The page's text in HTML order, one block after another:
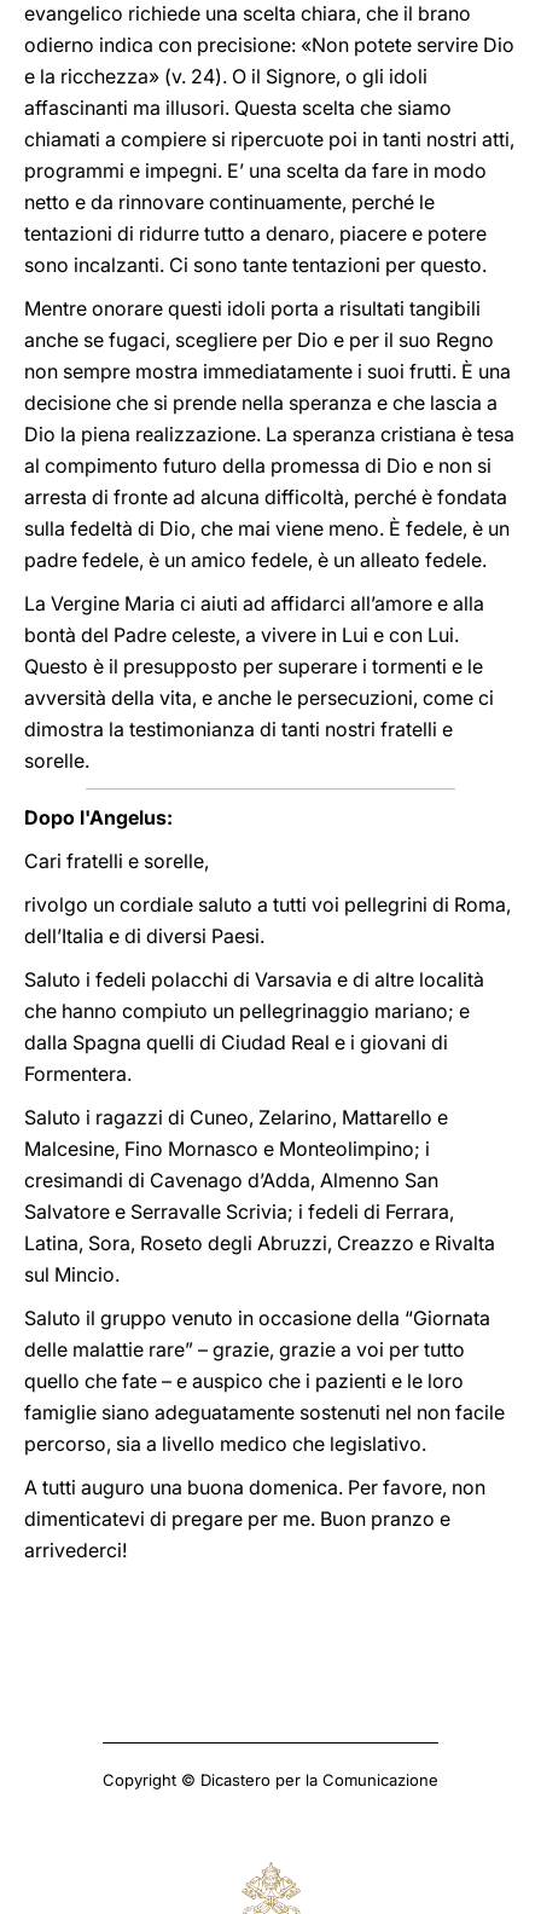
evangelico richiede una scelta chiara, che il brano
odierno indica con precisione: «Non potete servire Dio
e la ricchezza» (v. 24). O il Signore, o gli idoli
affascinanti ma illusori. Questa scelta che siamo
chiamati a compiere si ripercuote poi in tanti nostri atti,
programmi e impegni. E’ una scelta da fare in modo
netto e da rinnovare continuamente, perché le
tentazioni di ridurre tutto a denaro, piacere e potere
sono incalzanti. Ci sono tante tentazioni per questo.
Mentre onorare questi idoli porta a risultati tangibili
anche se fugaci, scegliere per Dio e per il suo Regno
non sempre mostra immediatamente i suoi frutti. È una
decisione che si prende nella speranza e che lascia a
Dio la piena realizzazione. La speranza cristiana è tesa
al compimento futuro della promessa di Dio e non si
arresta di fronte ad alcuna difficoltà, perché è fondata
sulla fedeltà di Dio, che mai viene meno. È fedele, è un
padre fedele, è un amico fedele, è un alleato fedele.
La Vergine Maria ci aiuti ad affidarci all’amore e alla
bontà del Padre celeste, a vivere in Lui e con Lui.
Questo è il presupposto per superare i tormenti e le
avversità della vita, e anche le persecuzioni, come ci
dimostra la testimonianza di tanti nostri fratelli e
sorelle.
Dopo l'Angelus:
Cari fratelli e sorelle,
rivolgo un cordiale saluto a tutti voi pellegrini di Roma,
dell’Italia e di diversi Paesi.
Saluto i fedeli polacchi di Varsavia e di altre località
che hanno compiuto un pellegrinaggio mariano; e
dalla Spagna quelli di Ciudad Real e i giovani di
Formentera.
Saluto i ragazzi di Cuneo, Zelarino, Mattarello e
Malcesine, Fino Mornasco e Monteolimpino; i
cresimandi di Cavenago d’Adda, Almenno San
Salvatore e Serravalle Scrivia; i fedeli di Ferrara,
Latina, Sora, Roseto degli Abruzzi, Creazzo e Rivalta
sul Mincio.
Saluto il gruppo venuto in occasione della “Giornata
delle malattie rare” – grazie, grazie a voi per tutto
quello che fate – e auspico che i pazienti e le loro
famiglie siano adeguatamente sostenuti nel non facile
percorso, sia a livello medico che legislativo.
A tutti auguro una buona domenica. Per favore, non
dimenticatevi di pregare per me. Buon pranzo e
arrivederci!
Copyright © Dicastero per la Comunicazione